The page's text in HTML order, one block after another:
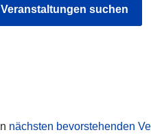
nächsten bevorstehenden
Veranstaltungen suchen